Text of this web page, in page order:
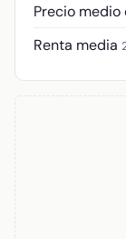
Precio
Renta media